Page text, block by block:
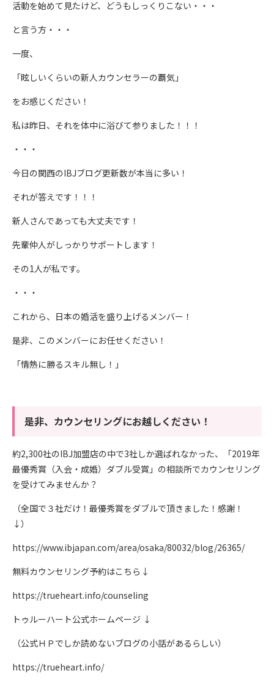
活動を始めて見たけど、どうもしっくりこない・・・
と言う方・・・
一度、
「眩しいくらいの新人カウンセラーの覇気」
をお感じください！
私は昨日、それを体中に浴びて参りました！！！
・・・
今日の関西のIBJブログ更新数が本当に多い！
それが答えです！！！
新人さんであっても大丈夫です！
先輩仲人がしっかりサポートします！
その1人が私です。
・・・
これから、日本の婚活を盛り上げるメンバー！
是非、このメンバーにお任せください！
「情熱に勝るスキル無し！」
是非、カウンセリングにお越しください！
約2,300社のIBJ加盟店の中で3社しか選ばれなかった、「2019年
最優秀賞（入会・成婚）ダブル受賞」の相談所でカウンセリング
を受けてみませんか？
（全国で３社だけ！最優秀賞をダブルで頂きました！感謝！
↓）
https://www.ibjapan.com/area/osaka/80032/blog/26365/
無料カウンセリング予約はこちら↓
https://trueheart.info/counseling
トゥルーハート公式ホームページ ↓
（公式ＨＰでしか読めないブログの小話があるらしい）
https://trueheart.info/